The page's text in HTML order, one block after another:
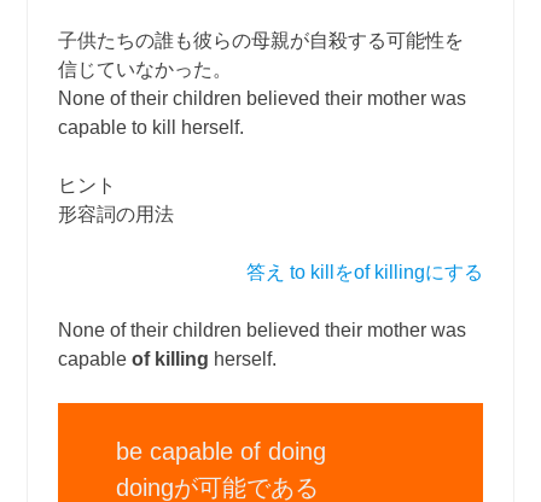
子供たちの誰も彼らの母親が自殺する可能性を
信じていなかった。
None of their children believed their mother was
capable to kill herself.
ヒント
形容詞の用法
答え to killをof killingにする
None of their children believed their mother was
capableof killing herself.
be capable of doing
doingが可能である